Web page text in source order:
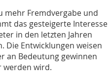
mehr Fremdvergabe und
das gesteigerte Interesse
in den letzten Jahren
Die Entwicklungen weisen
an Bedeutung gewinnen
werden wird.